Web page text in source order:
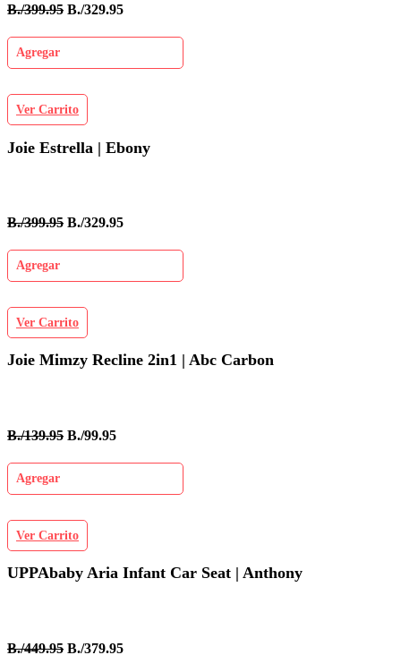
B./399.95 B./329.95
Agregar
Ver Carrito
Joie Estrella | Ebony
B./399.95 B./329.95
Agregar
Ver Carrito
Joie Mimzy Recline 2in1 | Abc Carbon
B./139.95 B./99.95
Agregar
Ver Carrito
UPPAbaby Aria Infant Car Seat | Anthony
B./449.95 B./379.95